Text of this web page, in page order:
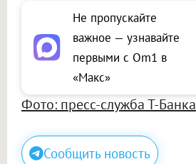
Не пропускайте
важное — узнавайте
первыми с Om1 в
«Макс»
Фото: пресс-служба Т-Банка
Сообщить новость